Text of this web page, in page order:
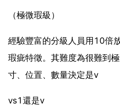
（極微瑕級）
經驗豐富的分級人員用10倍
瑕疵特徵。其難度為很難到
寸、位置、數量決定是v
vs1還是v